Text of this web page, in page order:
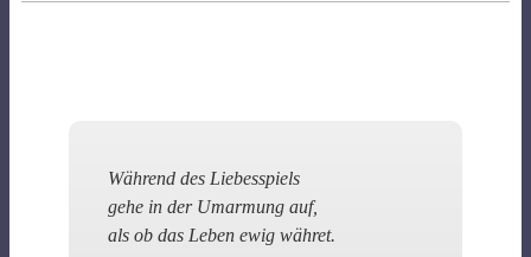
Während des Liebesspiels
gehe in der Umarmung auf,
als ob das Leben ewig währet.